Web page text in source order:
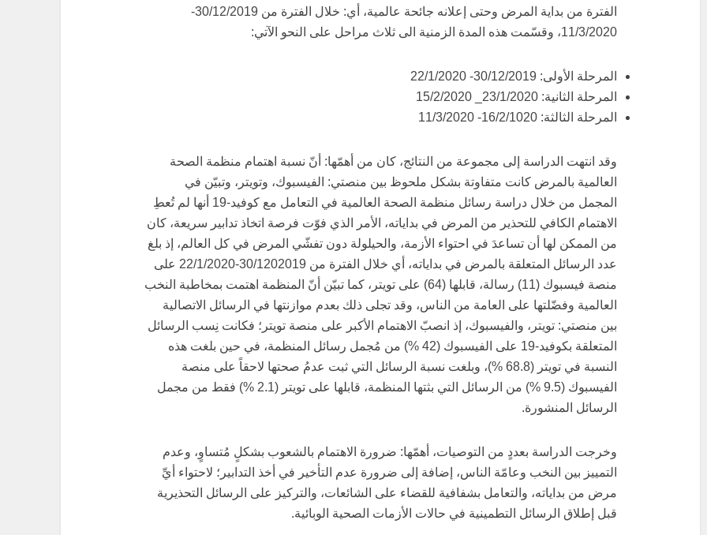
الفترة من بداية المرض وحتى إعلانه جائحة عالمية، أي: خلال الفترة من 30/12/2019-
11/3/2020، وقسّمت هذه المدة الزمنية الى ثلاث مراحل على النحو الآتي:
المرحلة الأولى: 30/12/2019- 22/1/2020
المرحلة الثانية: 23/1/2020_ 15/2/2020
المرحلة الثالثة: 16/2/1020- 11/3/2020
وقد انتهت الدراسة إلى مجموعة من النتائج، كان من أهمّها: أنّ نسبة اهتمام منظمة الصحة
العالمية بالمرض كانت متفاوتة بشكل ملحوظ بين منصتي: الفيسبوك، وتويتر، وتبيّن في
المجمل من خلال دراسة رسائل منظمة الصحة العالمية في التعامل مع كوفيد-19 أنها لم تُعطِ
الاهتمام الكافي للتحذير من المرض في بداياته، الأمر الذي فوّت فرصة اتخاذ تدابير سريعة، كان
من الممكن لها أن تساعدَ في احتواء الأزمة، والحيلولة دون تفشّي المرض في كل العالم، إذ بلغ
عدد الرسائل المتعلقة بالمرض في بداياته، أي خلال الفترة من 30/1202019-22/1/2020 على
منصة فيسبوك (11) رسالة، قابلها (64) على تويتر، كما تبيّن أنّ المنظمة اهتمت بمخاطبة النخب
العالمية وفضّلتها على العامة من الناس، وقد تجلى ذلك بعدم موازنتها في الرسائل الاتصالية
بين منصتي: تويتر، والفيسبوك، إذ انصبّ الاهتمام الأكبر على منصة تويتر؛ فكانت نِسب الرسائل
المتعلقة بكوفيد-19 على الفيسبوك (42 %) من مُجمل رسائل المنظمة، في حين بلغت هذه
النسبة في تويتر (68.8 %)، وبلغت نسبة الرسائل التي ثبت عدمُ صحتها لاحقاً على منصة
الفيسبوك (9.5 %) من الرسائل التي بثتها المنظمة، قابلها على تويتر (2.1 %) فقط من مجمل
الرسائل المنشورة.
وخرجت الدراسة بعددٍ من التوصيات، أهمّها: ضرورة الاهتمام بالشعوب بشكلٍ مُتساوٍ، وعدم
التمييز بين النخب وعامّة الناس، إضافة إلى ضرورة عدم التأخير في أخذ التدابير؛ لاحتواء أيِّ
مرض من بداياته، والتعامل بشفافية للقضاء على الشائعات، والتركيز على الرسائل التحذيرية
قبل إطلاق الرسائل التطمينية في حالات الأزمات الصحية الوبائية.